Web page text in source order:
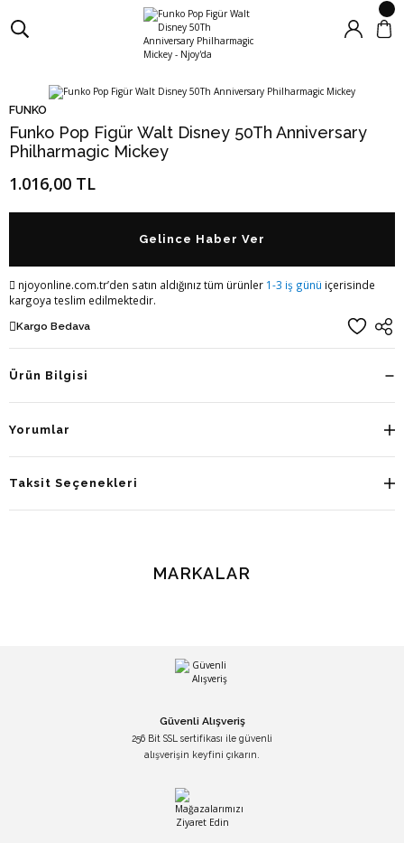
FUNKO
Funko Pop Figür Walt Disney 50Th Anniversary
Philharmagic Mickey
1.016,00 TL
Gelince Haber Ver
njoyonline.com.tr’den satın aldığınız tüm ürünler 1-3 iş günü içerisinde
kargoya teslim edilmektedir.
Kargo Bedava
Ürün Bilgisi
Yorumlar
Taksit Seçenekleri
MARKALAR
Güvenli Alışveriş
256 Bit SSL sertifikası ile güvenli
alışverişin keyfini çıkarın.